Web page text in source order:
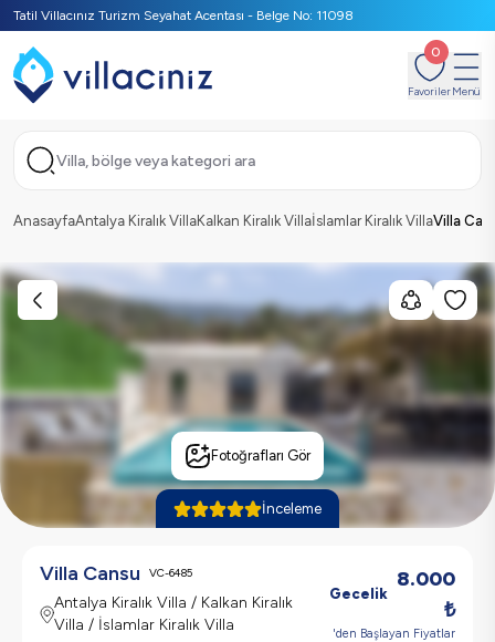
Tatil Villacınız Turizm Seyahat Acentası - Belge No: 11098
0
FavorilerMenü
Villa, bölge veya kategori ara
AnasayfaAntalya Kiralık VillaKalkan Kiralık Villaİslamlar Kiralık VillaVilla
Fotoğrafları Gör
İnceleme
Villa Cansu VC-6485
Antalya Kiralık Villa / Kalkan Kiralık
Villa / İslamlar Kiralık Villa
Gecelik
8.000
₺
'den Başlayan Fiyatlar